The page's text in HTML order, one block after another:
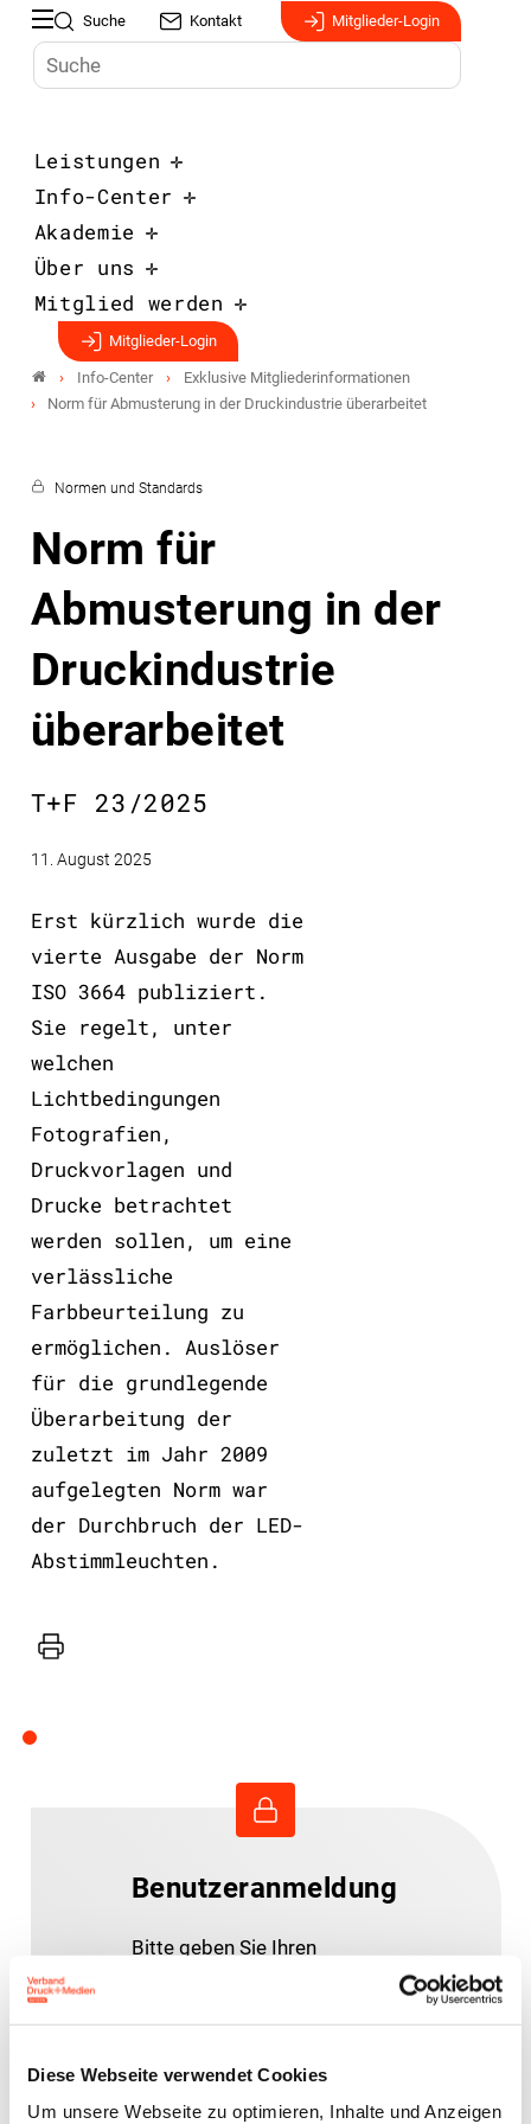
Diese Webseite verwendet Cookies
Um unsere Webseite zu optimieren, Inhalte und Anzeigen
Suche Kontakt Mitglieder-Login
Leistungen
Info-Center
Akademie
Über uns
Mitglied werden
Mitglieder-Login
Info-Center
Exklusive Mitgliederinformationen
Norm für Abmusterung in der Druckindustrie überarbeitet
Normen und Standards
Norm für
Abmusterung in der
Druckindustrie
überarbeitet
T+F 23/2025
11. August 2025
Erst kürzlich wurde die
vierte Ausgabe der Norm
ISO 3664 publiziert.
Sie regelt, unter
welchen
Lichtbedingungen
Fotografien,
Druckvorlagen und
Drucke betrachtet
werden sollen, um eine
verlässliche
Farbbeurteilung zu
ermöglichen. Auslöser
für die grundlegende
Überarbeitung der
zuletzt im Jahr 2009
aufgelegten Norm war
der Durchbruch der LED-
Abstimmleuchten.
Drucker
Benutzeranmeldung
Bitte geben Sie Ihren